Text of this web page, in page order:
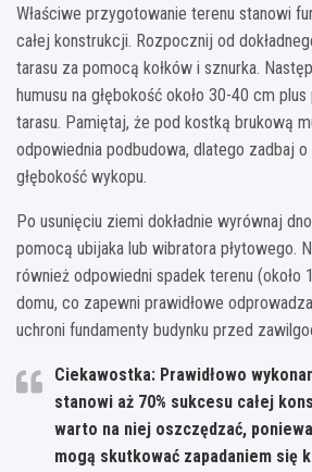
Właściwe przygotowanie terenu stanowi
całej konstrukcji. Rozpocznij od
tarasu za pomocą kołków i sznurka.
humusu na głębokość około 30-40 cm
tarasu. Pamiętaj, że pod kostką brukową
odpowiednia podbudowa, dlatego zadbaj
głębokość wykopu.
Po usunięciu ziemi dokładnie wyrównaj
pomocą ubijaka lub wibratora płytowego.
również odpowiedni spadek terenu (około
domu, co zapewni prawidłowe
uchroni fundamenty budynku przed
Ciekawostka: Prawidłowo
stanowi aż 70% sukcesu całej
warto na niej oszczędzać,
mogą skutkować zapadaniem się